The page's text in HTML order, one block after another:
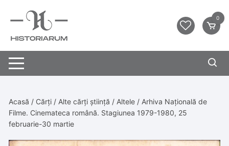
0
Acasă / Cărți / Alte cărți știință / Altele / Arhiva Națională de
Filme. Cinemateca română. Stagiunea 1979-1980, 25
februarie-30 martie